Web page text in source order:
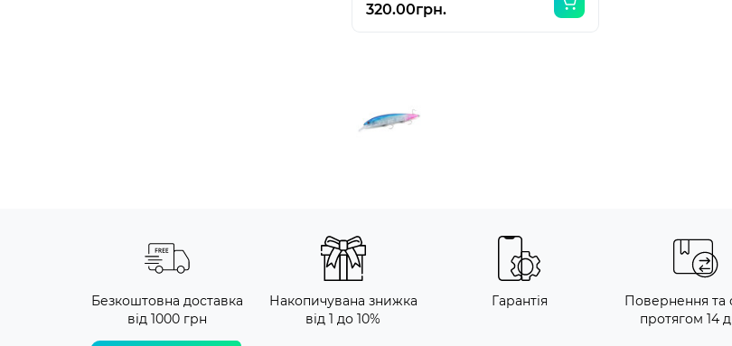
320.00грн.
Безкоштовна доставка
від 1000 грн
Накопичувана знижка
від 1 до 10%
Гарантія
Повернення та
протягом 14